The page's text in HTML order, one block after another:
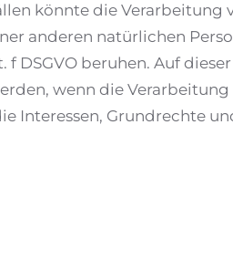
könnte die
anderen natürlichen
f DSGVO beruhen. Auf
wenn die
Interessen, Grundrechte